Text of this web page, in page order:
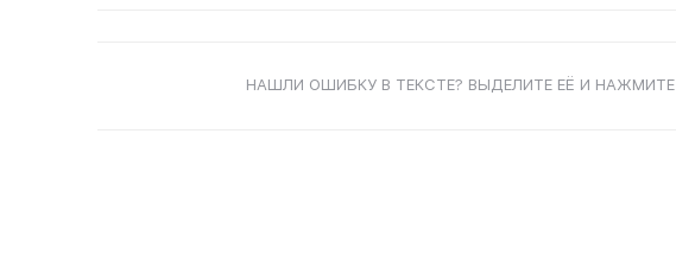
НАШЛИ ОШИБКУ В ТЕКСТЕ? ВЫДЕЛИТЕ ЕЁ И НАЖМИТЕ